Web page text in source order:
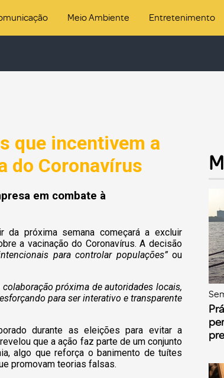
Meio Ambiente Entretenimento
que incentivem a
do Coronavírus
em combate à
da próxima semana começará a excluir
a vacinação do Coronavírus. A decisão
para controlar populações”ou
próxima de autoridades locais,
para ser interativo e transparente
durante as eleições para evitar a
revelou que a ação faz parte de um conjunto
algo que reforça o banimento de tuítes
promovam teorias falsas.